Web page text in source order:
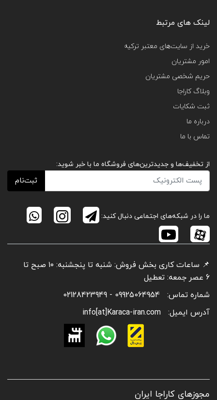
لینک های مرتبط
خرید از سایت‌های معتبر ترکیه
امور مشتریان
حریم شخصی مشتریان
وبلاگ کاراجا
ثبت شکایات
درباره ما
تماس با ما
از تخفیف‌ها و جدیدترین‌های فروشگاه ما با خبر شوید:
ثبت‌نام
ما را در شبکه‌های اجتماعی دنبال کنید:
📌 ساعات کاری بخش فروش: شنبه تا پنجشنبه: ۱۰ صبح تا
6 عصر جمعه: تعطیل
شماره تماس:
09925064954 - 02128423949
آدرس ایمیل:
info[at]Karaca-iran.com
مجوزهای کاراجا ایران